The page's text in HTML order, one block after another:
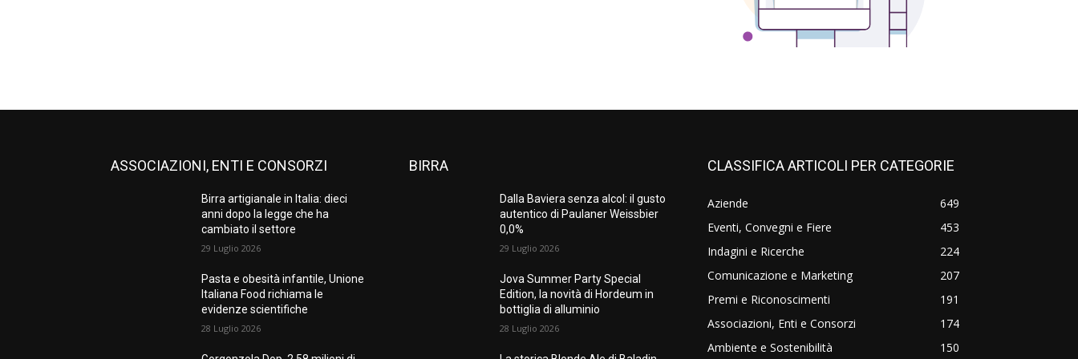
ASSOCIAZIONI, ENTI E CONSORZI
Birra artigianale in Italia: dieci
anni dopo la legge che ha
cambiato il settore
29 Luglio 2026
Pasta e obesità infantile, Unione
Italiana Food richiama le
evidenze scientifiche
28 Luglio 2026
BIRRA
Dalla Baviera senza alcol: il gusto
autentico di Paulaner Weissbier
0,0%
29 Luglio 2026
Jova Summer Party Special
Edition, la novità di Hordeum in
bottiglia di alluminio
28 Luglio 2026
CLASSIFICA ARTICOLI PER CATEGORIE
Aziende
649
Eventi, Convegni e Fiere
453
Indagini e Ricerche
224
Comunicazione e Marketing
207
Premi e Riconoscimenti
191
Associazioni, Enti e Consorzi
174
Ambiente e Sostenibilità
150